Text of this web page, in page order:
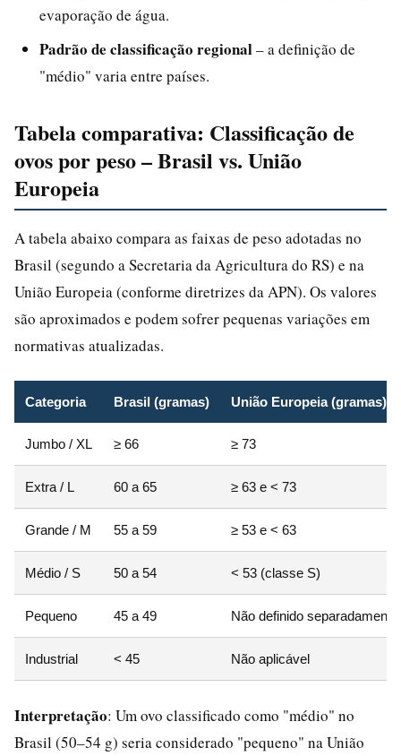
evaporação de água.
Padrão de classificação regional– a definição de
"médio" varia entre países.
Tabela comparativa: Classificação de
ovos por peso – Brasil vs. União
Europeia
A tabela abaixo compara as faixas de peso adotadas no
Brasil (segundo a Secretaria da Agricultura do RS) e na
União Europeia (conforme diretrizes da APN). Os valores
são aproximados e podem sofrer pequenas variações em
normativas atualizadas.
Categoria Brasil (gramas) União Europeia (gramas)
Jumbo / XL ≥ 66 ≥ 73
Extra / L 60 a 65 ≥ 63 e < 73
Grande / M 55 a 59 ≥ 53 e < 63
Médio / S 50 a 54 < 53 (classe S)
Pequeno 45 a 49 Não definido separadamente
Industrial < 45 Não aplicável
Interpretação: Um ovo classificado como "médio" no
Brasil (50–54 g) seria considerado "pequeno" na União